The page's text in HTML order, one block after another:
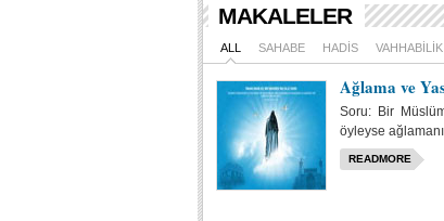
MAKALELER
ALL SAHABE HADIS VAHHABILIK
Ağlama ve
Soru: Bir
öyleyse
READMORE